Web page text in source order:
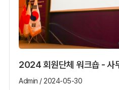
Admin / 2024-05-30